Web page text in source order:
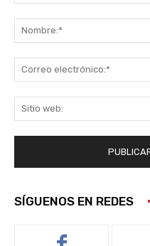
SÍGUENOS EN REDES